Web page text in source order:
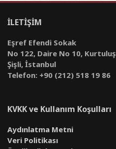
İLETİŞİM
Eşref Efendi Sokak
No 122, Daire No 10, Kurtuluş
Şişli, İstanbul
Telefon: +90 (212) 518 19 86
KVKK ve Kullanım Koşulları
Aydınlatma Metni
Veri Politikası